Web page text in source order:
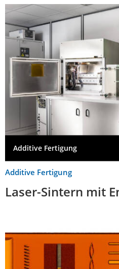
Additive Fertigung
Additive Fertigung
Laser-Sintern mit